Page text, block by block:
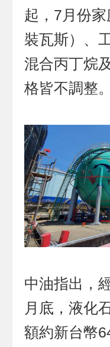
起，7月份
裝瓦斯）、
混合丙丁烷
格皆不調整。
中油指出，
月底，液化
額約新台幣